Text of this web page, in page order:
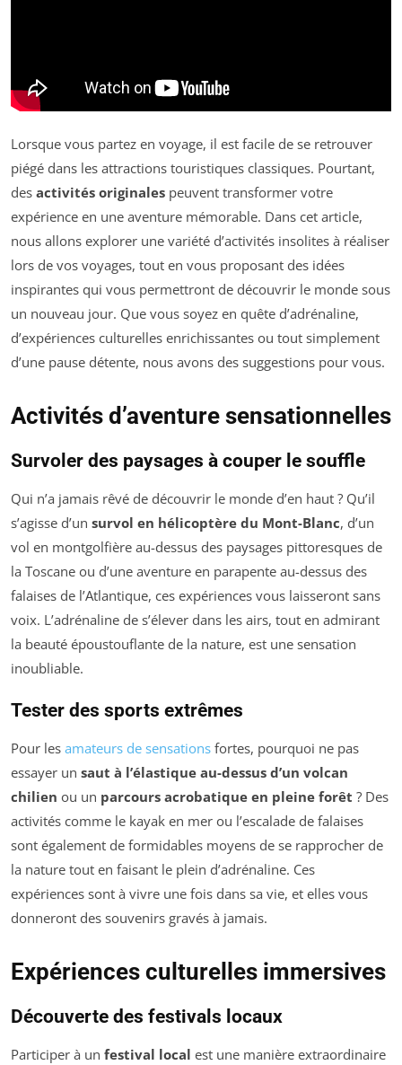
Lorsque vous partez en voyage, il est facile de se retrouver
piégé dans les attractions touristiques classiques. Pourtant,
des activités originales peuvent transformer votre
expérience en une aventure mémorable. Dans cet article,
nous allons explorer une variété d’activités insolites à réaliser
lors de vos voyages, tout en vous proposant des idées
inspirantes qui vous permettront de découvrir le monde sous
un nouveau jour. Que vous soyez en quête d’adrénaline,
d’expériences culturelles enrichissantes ou tout simplement
d’une pause détente, nous avons des suggestions pour vous.
Activités d’aventure sensationnelles
Survoler des paysages à couper le souffle
Qui n’a jamais rêvé de découvrir le monde d’en haut ? Qu’il
s’agisse d’un survol en hélicoptère du Mont-Blanc, d’un
vol en montgolfière au-dessus des paysages pittoresques de
la Toscane ou d’une aventure en parapente au-dessus des
falaises de l’Atlantique, ces expériences vous laisseront sans
voix. L’adrénaline de s’élever dans les airs, tout en admirant
la beauté époustouflante de la nature, est une sensation
inoubliable.
Tester des sports extrêmes
Pour les amateurs de sensations fortes, pourquoi ne pas
essayer un saut à l’élastique au-dessus d’un volcan
chilien ou un parcours acrobatique en pleine forêt ? Des
activités comme le kayak en mer ou l’escalade de falaises
sont également de formidables moyens de se rapprocher de
la nature tout en faisant le plein d’adrénaline. Ces
expériences sont à vivre une fois dans sa vie, et elles vous
donneront des souvenirs gravés à jamais.
Expériences culturelles immersives
Découverte des festivals locaux
Participer à un festival local est une manière extraordinaire